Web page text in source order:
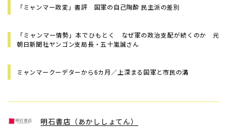
「ミャンマー政変」書評 国軍の自己陶酔 民主派の差別
「ミャンマー情勢」本でひもとく なぜ軍の政治支配が続くのか 元
朝日新聞社ヤンゴン支局長・五十嵐誠さん
ミャンマークーデターから6カ月／上――深まる国軍と市民の溝
明石書店（あかししょてん）